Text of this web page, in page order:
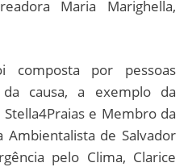
Maria Marighella,
por pessoas
causa, a exemplo da
e Membro da
Ambientalista de Salvador
pelo Clima, Clarice